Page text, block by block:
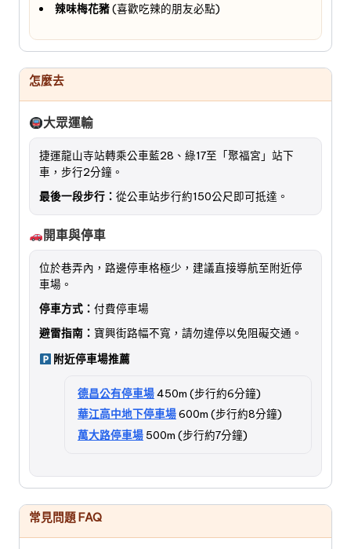
辣味梅花豬(喜歡吃辣的朋友必點)
怎麼去
大眾運輸
捷運龍山寺站轉乘公車藍28、綠17至「聚福宮」站下
車，步行2分鐘。
最後一段步行： 從公車站步行約150公尺即可抵達。
開車與停車
位於巷弄內，路邊停車格極少，建議直接導航至附近停
車場。
停車方式： 付費停車場
避雷指南： 寶興街路幅不寬，請勿違停以免阻礙交通。
附近停車場推薦
德昌公有停車場450m (步行約6分鐘)
華江高中地下停車場600m (步行約8分鐘)
萬大路停車場 500m (步行約7分鐘)
常見問題 FAQ